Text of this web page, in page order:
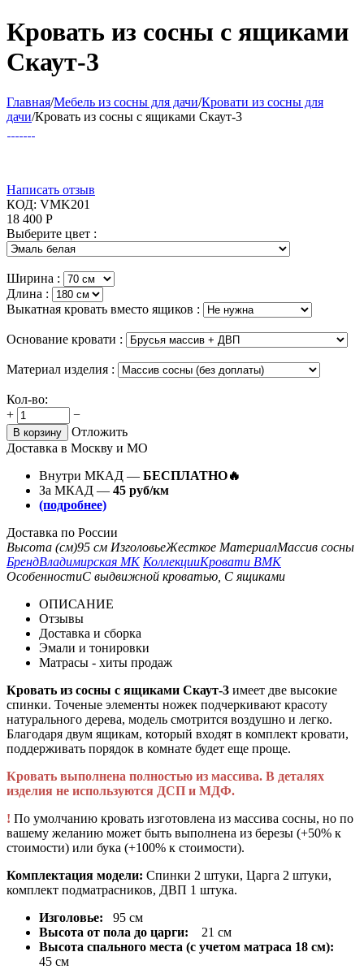
Кровать из сосны с ящиками
Скаут-3
Главная/Мебель из сосны для дачи/Кровати из сосны для
дачи/Кровать из сосны с ящиками Скаут-3
Написать отзыв
КОД: VMK201
18 400 Р
Выберите цвет :
Ширина :
Длина :
Выкатная кровать вместо ящиков :
Основание кровати :
Материал изделия :
Кол-во:
+
−
В корзину
Отложить
Доставка в Москву и МО
Внутри МКАД — БЕСПЛАТНО🔥
За МКАД — 45 руб/км
(подробнее)
Доставка по России
Высота (см)95 см ИзголовьеЖесткое МатериалМассив сосны
БрендВладимирская МК КоллекцииКровати ВМК
ОсобенностиС выдвижной кроватью, С ящиками
ОПИСАНИЕ
Отзывы
Доставка и сборка
Эмали и тонировки
Матрасы - хиты продаж
Кровать из сосны с ящиками Скаут-3 имеет две высокие
спинки. Точеные элементы ножек подчеркивают красоту
натурального дерева, модель смотрится воздушно и легко.
Благодаря двум ящикам, который входят в комплект кровати,
поддерживать порядок в комнате будет еще проще.
Кровать выполнена полностью из массива. В деталях
изделия не используются ДСП и МДФ.
! По умолчанию кровать изготовлена из массива сосны, но по
вашему желанию может быть выполнена из березы (+50% к
стоимости) или бука (+100% к стоимости).
Комплектация модели: Спинки 2 штуки, Царга 2 штуки,
комплект подматрасников, ДВП 1 штука.
Изголовье:
95 см
Высота от пола до царги: 21 см
Высота спального места (с учетом матраса 18 см):
45 см